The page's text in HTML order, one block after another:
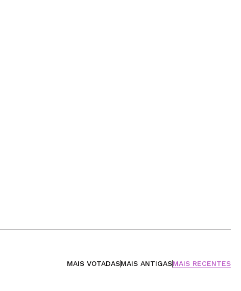
MAIS VOTADASMAIS ANTIGASMAIS RECENTES